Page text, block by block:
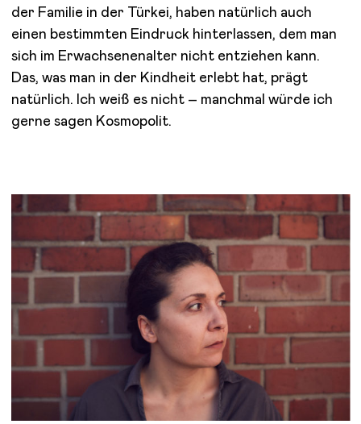
der Familie in der Türkei, haben natürlich auch
einen bestimmten Eindruck hinterlassen, dem man
sich im Erwachsenenalter nicht entziehen kann.
Das, was man in der Kindheit erlebt hat, prägt
natürlich. Ich weiß es nicht – manchmal würde ich
gerne sagen Kosmopolit.